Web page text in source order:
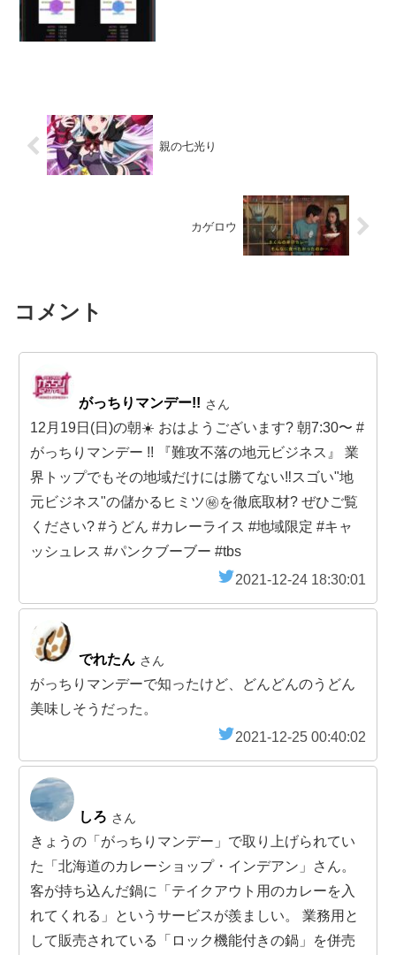
親の七光り
カゲロウ
コメント
がっちりマンデー!! さん
12月19日(日)の朝☀️ おはようございます? 朝7:30〜 #
がっちりマンデー !! 『難攻不落の地元ビジネス』 業
界トップでもその地域だけには勝てない‼️スゴい"地
元ビジネス"の儲かるヒミツ㊙️を徹底取材? ぜひご覧
ください? #うどん #カレーライス #地域限定 #キャ
ッシュレス #パンクブーブー #tbs
2021-12-24 18:30:01
でれたん さん
がっちりマンデーで知ったけど、どんどんのうどん
美味しそうだった。
2021-12-25 00:40:02
しろ さん
きょうの「がっちりマンデー」で取り上げられてい
た「北海道のカレーショップ・インデアン」さん。
客が持ち込んだ鍋に「テイクアウト用のカレーを入
れてくれる」というサービスが羨ましい。 業務用と
して販売されている「ロック機能付きの鍋」を併売